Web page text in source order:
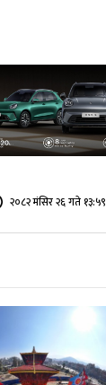
२०८२ मंसिर २६ गते १३:५९